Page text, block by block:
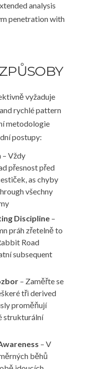
analysis
penetration with
vyžaduje
rychlé pattern
metodologie
postupy:
– Vždy
přesnost před
as chyby
všechny
Discipline –
práh zřetelně to
Road
subsequent
– Zaměřte se
tři derived
proměňují
strukturální
– V
běhů